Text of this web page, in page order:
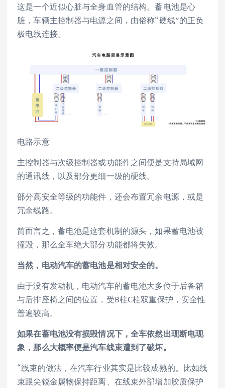
这是一个近似心脏与全身血管的结构。蓄电池是心
脏，车辆主控制器与电源之间，由俗称“硬线”的正负
极电线连接。
电路示意
主控制器与次级控制器或功能件之间便是支持局域网
的通讯线，以及部分更细一级的硬线。
部分高安全等级的功能件，还会布置冗余电源，或是
冗余线路。
简而言之，蓄电池是这套机制的源头，如果蓄电池被
撞毁，那么全车绝大部分功能都将失效。
当然，电动汽车的蓄电池是相对安全的。
由于没有发动机，电动汽车的蓄电池大多位于后备箱
与后排座椅之间的位置，受B柱C柱双重保护，安全性
普遍较高。
如果在蓄电池没有损毁情况下，全车依然出现断电现
象，那么大概率便是汽车线束遭到了破坏。
“线束的做法，在汽车行业其实是比较成熟的。比如线
束跟尖锐金属物保持距离、在线束外部增加胶质保护